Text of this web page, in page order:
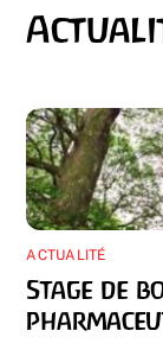
ACTUALITÉ
Stage de